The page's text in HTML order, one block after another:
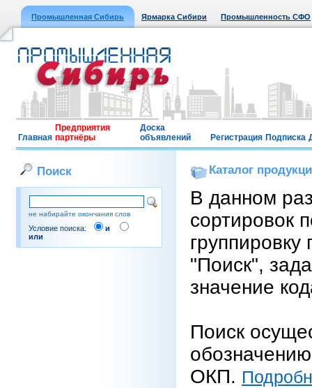
Промышленная Сибирь Ярмарка Сибири Промышленность СФО
Главная
Предприятия
партнёры
Доска
объявлений
Регистрация Подписка
Поиск
не набирайте окончания слов
Условие поиска:
и
или
Каталог
В данном
сортировок
"Поиск",
значение
Поиск
ОКП.